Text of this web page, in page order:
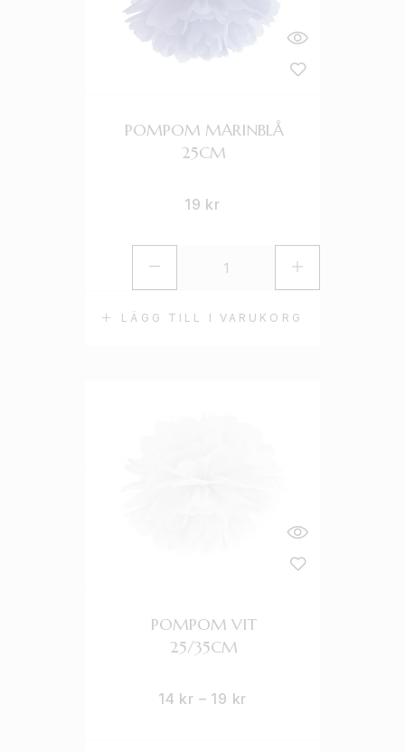
LÄGG TILL I VARUKORG
POMPOM MARINBLÅ
25CM
19 kr
POMPOM VIT
25/35CM
14 kr – 19 kr